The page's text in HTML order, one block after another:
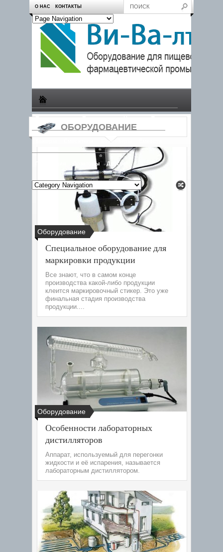
О НАС КОНТАКТЫ
Производство Пчеловодам Насосы Тележки
Конвейеры
Продукция Дозаторы Другое
ОБОРУДОВАНИЕ
Оборудование
Специальное оборудование для
маркировки продукции
Все знают, что в самом конце
производства какой-либо продукции
клеится маркировочный стикер. Это уже
финальная стадия производства
продукции....
Оборудование
Особенности лабораторных
дистилляторов
Аппарат, используемый для перегонки
жидкости и её испарения, называется
лабораторным дистиллятором.